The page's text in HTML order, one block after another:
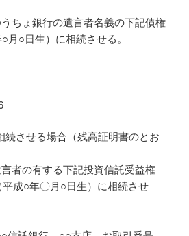
ちょ銀行の遺言者名義の下記債権
月○日生）に相続させる。
続させる場合（残高証明書のとお
者の有する下記投資信託受益権
成○年〇月○日生）に相続させ